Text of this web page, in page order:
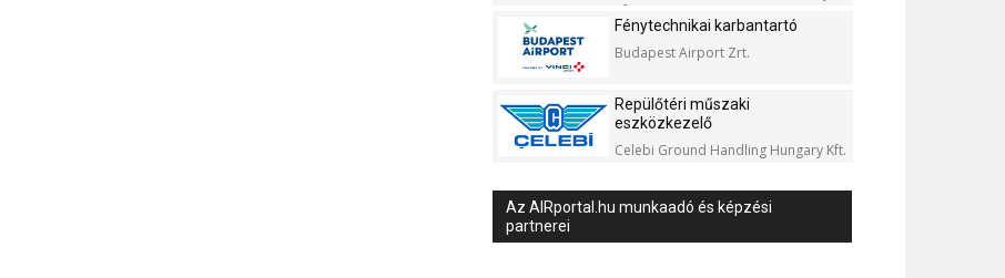
Kft.
Fénytechnikai karbantartó
Budapest Airport Zrt.
Repülőtéri műszaki
eszközkezelő
Celebi Ground Handling Hungary Kft.
Az AIRportal.hu munkaadó és képzési
partnerei